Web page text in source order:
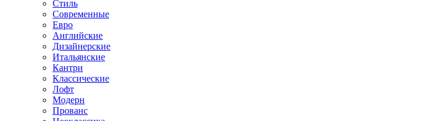
Стиль
Современные
Евро
Английские
Дизайнерские
Итальянские
Кантри
Классические
Лофт
Модерн
Прованс